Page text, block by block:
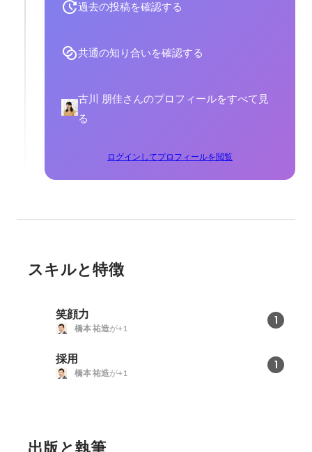
過去の投稿を確認する
共通の知り合いを確認する
古川 朋佳さんのプロフィールをすべて見
る
ログインしてプロフィールを閲覧
スキルと特徴
笑顔力 1
橋本 祐造が+1
採用 1
橋本 祐造が+1